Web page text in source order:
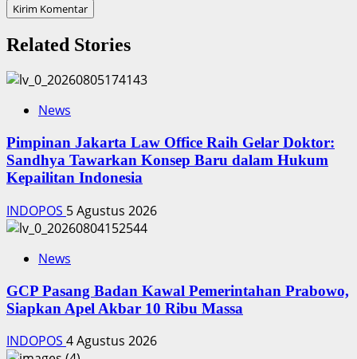
Related Stories
News
Pimpinan Jakarta Law Office Raih Gelar Doktor:
Sandhya Tawarkan Konsep Baru dalam Hukum
Kepailitan Indonesia
INDOPOS 5 Agustus 2026
News
‎GCP Pasang Badan Kawal Pemerintahan Prabowo,
Siapkan Apel Akbar 10 Ribu Massa
INDOPOS 4 Agustus 2026